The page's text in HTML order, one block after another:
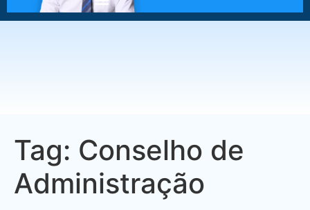
Tag: Conselho de
Administração